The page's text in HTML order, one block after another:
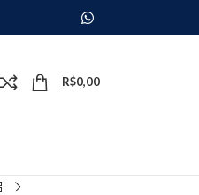
R$0,00